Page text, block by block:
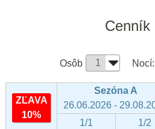
Cenník
Osôb Nocí:
ZĽAVA
10%
Sezóna A
26.06.2026 -
1/1
1/2